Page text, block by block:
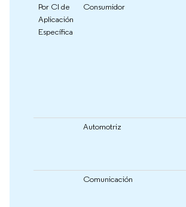
Por CI de
Aplicación
Específica
Consumidor
Automotriz
Comunicación